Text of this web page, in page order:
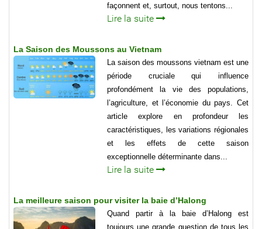
façonnent et, surtout, nous tentons...
Lire la suite
La Saison des Moussons au Vietnam
La saison des moussons vietnam est une
période cruciale qui influence
profondément la vie des populations,
l’agriculture, et l’économie du pays. Cet
article explore en profondeur les
caractéristiques, les variations régionales
et les effets de cette saison
exceptionnelle déterminante dans...
Lire la suite
La meilleure saison pour visiter la baie d’Halong
Quand partir à la baie d’Halong est
toujours une grande question de tous les